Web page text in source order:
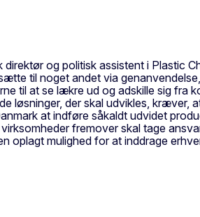
og politisk assistent i Plastic
til noget andet via
til at se lækre ud og adskille sig fra
løsninger, der skal udvikles, kræver,
at indføre såkaldt udvidet
fremover skal tage
mulighed for at inddrage